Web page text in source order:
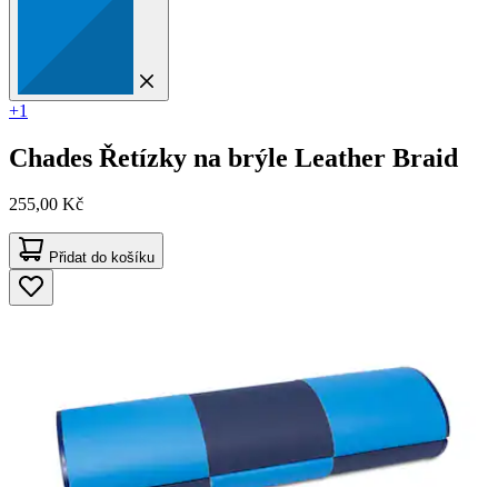
+1
Chades Řetízky na brýle Leather Braid
255,00 Kč
Přidat do košíku